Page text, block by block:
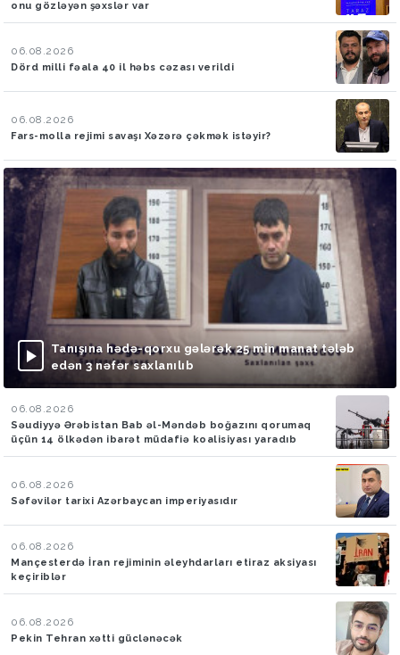
onu gözləyən şəxslər var
06.08.2026
Dörd milli fəala 40 il həbs cəzası verildi
06.08.2026
Fars-molla rejimi savaşı Xəzərə çəkmək istəyir?
Tanışına hədə-qorxu gələrək 25 min manat tələb
edən 3 nəfər saxlanılıb
06.08.2026
Səudiyyə Ərəbistan Bab əl-Məndəb boğazını qorumaq
üçün 14 ölkədən ibarət müdafiə koalisiyası yaradıb
06.08.2026
Səfəvilər tarixi Azərbaycan imperiyasıdır
06.08.2026
Mançesterdə İran rejiminin əleyhdarları etiraz aksiyası
keçiriblər
06.08.2026
Pekin Tehran xətti güclənəcək